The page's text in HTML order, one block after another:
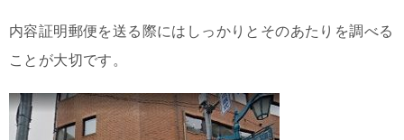
内容証明郵便を送る際にはしっかりとそのあたりを調べる
ことが大切です。